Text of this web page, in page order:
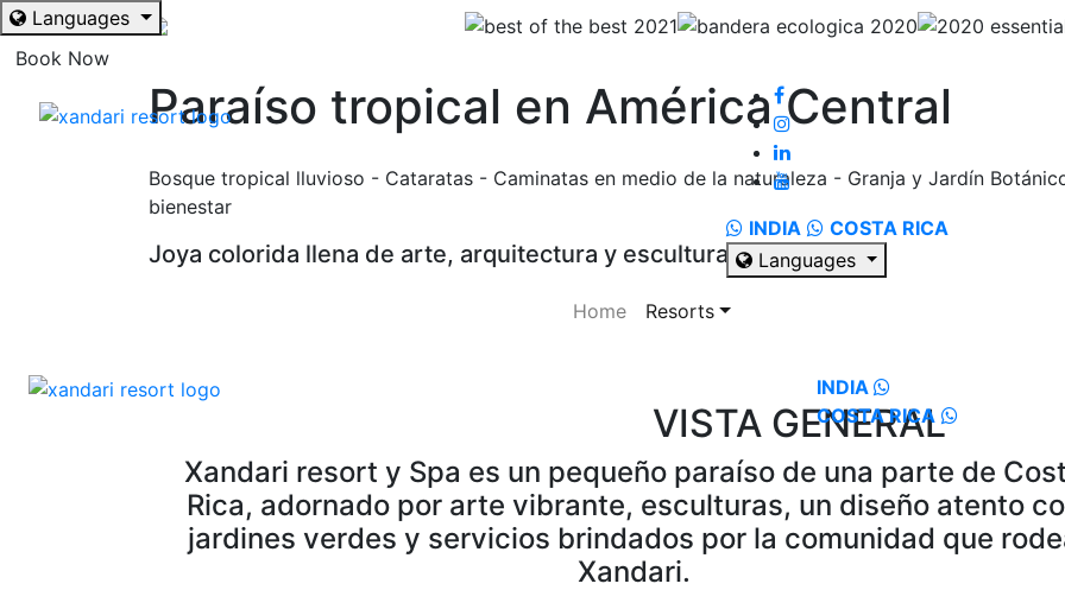
Languages
Book Now
INDIA
COSTA RICA
Languages
Home Resorts
INDIA
COSTA RICA
Paraíso tropical en América Central
Bosque tropical lluvioso - Cataratas - Caminatas en medio de la naturaleza - Granja y Jardín
bienestar
Joya colorida llena de arte, arquitectura y esculturas.
VISTA GENERAL
Xandari resort y Spa es un pequeño paraíso de una parte de
Rica, adornado por arte vibrante, esculturas, un diseño atento
jardines verdes y servicios brindados por la comunidad que
Xandari.